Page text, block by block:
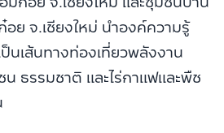
ย จ.เชียงใหม่ นำองค์ความรู้
เส้นทางท่องเที่ยวพลังงาน
น ธรรมชาติ และไร่กาแฟและพืช